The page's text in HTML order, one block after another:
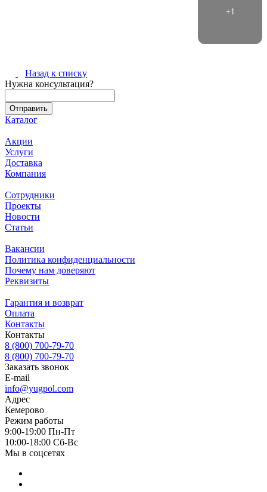
Назад к списку
Нужна консультация?
Каталог
Акции
Услуги
Доставка
Компания
Сотрудники
Проекты
Новости
Статьи
Вакансии
Политика конфиденциальности
Почему нам доверяют
Реквизиты
Гарантия и возврат
Оплата
Контакты
Контакты
8 (800) 700-79-70
8 (800) 700-79-70
Заказать звонок
E-mail
info@yugpol.com
Адрес
Кемерово
Режим работы
9:00-19:00 Пн-Пт
10:00-18:00 Cб-Вс
Мы в соцсетях